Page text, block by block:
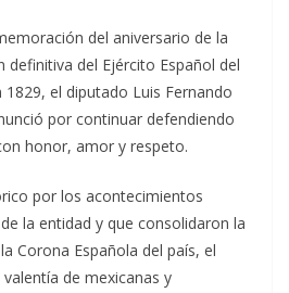
del aniversario de la
definitiva del Ejército Español del
el diputado Luis Fernando
por continuar defendiendo
honor, amor y respeto.
por los acontecimientos
la entidad y que consolidaron la
Corona Española del país, el
de mexicanas y